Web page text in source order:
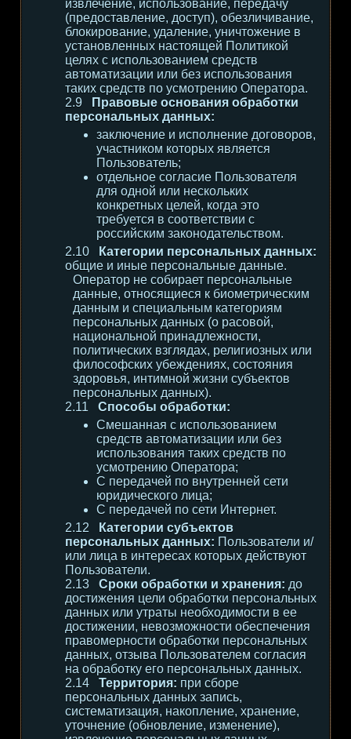
извлечение, использование, передачу
(предоставление, доступ), обезличивание,
блокирование, удаление, уничтожение в
установленных настоящей Политикой
целях с использованием средств
автоматизации или без использования
таких средств по усмотрению Оператора.
Правовые основания обработки
персональных данных:
заключение и исполнение договоров,
участником которых является
Пользователь;
отдельное согласие Пользователя
для одной или нескольких
конкретных целей, когда это
требуется в соответствии с
российским законодательством.
Категории персональных данных:
общие и иные персональные данные.
Оператор не собирает персональные
данные, относящиеся к биометрическим
данным и специальным категориям
персональных данных (о расовой,
национальной принадлежности,
политических взглядах, религиозных или
философских убеждениях, состояния
здоровья, интимной жизни субъектов
персональных данных).
Способы обработки:
Смешанная с использованием
средств автоматизации или без
использования таких средств по
усмотрению Оператора;
С передачей по внутренней сети
юридического лица;
С передачей по сети Интернет.
Категории субъектов
персональных данных: Пользователи и/
или лица в интересах которых действуют
Пользователи.
Сроки обработки и хранения: до
достижения цели обработки персональных
данных или утраты необходимости в ее
достижении, невозможности обеспечения
правомерности обработки персональных
данных, отзыва Пользователем согласия
на обработку его персональных данных.
Территория: при сборе
персональных данных запись,
систематизация, накопление, хранение,
уточнение (обновление, изменение),